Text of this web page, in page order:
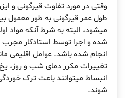
وقتی در مورد تفاوت قیرگونی و
میشود، البته به شرط آنکه مواد
شده و اجرا توسط استادکار
انجام شده باشد. عوامل اقلیمی
تغییرات مکرر دمای شب و روز،
انبساط میتوانند باعث ترک
شوند.